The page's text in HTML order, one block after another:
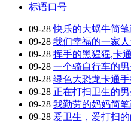
标语口号
09-28快乐的大蜗牛简
09-28 我们幸福的一家
09-28 挥手的黑猩猩,卡
09-28 一个骑自行车的
09-28 绿色大恐龙卡通
09-28 正在打扫卫生的
09-28 我勤劳的妈妈简
09-28 爱卫生，爱打扫